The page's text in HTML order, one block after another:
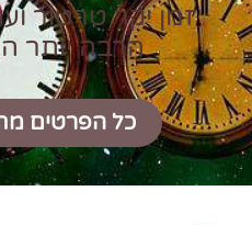
זמן יקר טרטור
הרבה יותר
כל הפרטים